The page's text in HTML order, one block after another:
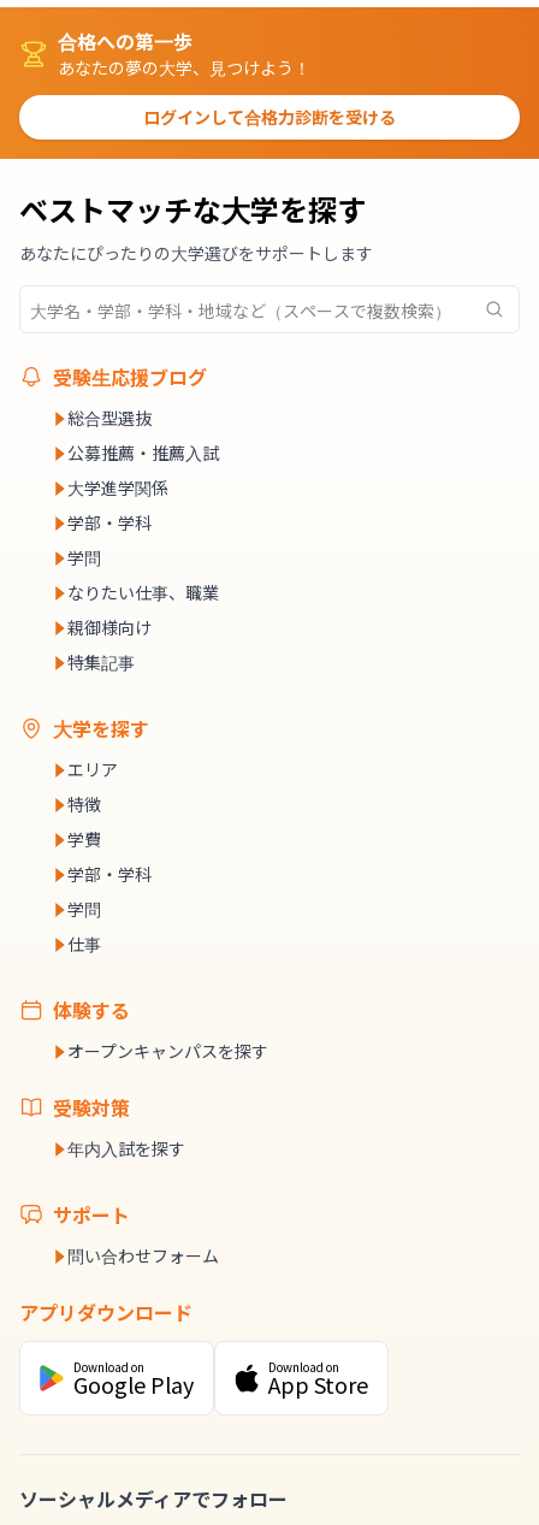
合格への第一歩
あなたの夢の大学、見つけよう！
ログインして合格力診断を受ける
ベストマッチな大学を探す
あなたにぴったりの大学選びをサポートします
受験生応援ブログ
総合型選抜
公募推薦・推薦入試
大学進学関係
学部・学科
学問
なりたい仕事、職業
親御様向け
特集記事
大学を探す
エリア
特徴
学費
学部・学科
学問
仕事
体験する
オープンキャンパスを探す
受験対策
年内入試を探す
サポート
問い合わせフォーム
アプリダウンロード
Download on
Google Play
Download on
App Store
ソーシャルメディアでフォロー